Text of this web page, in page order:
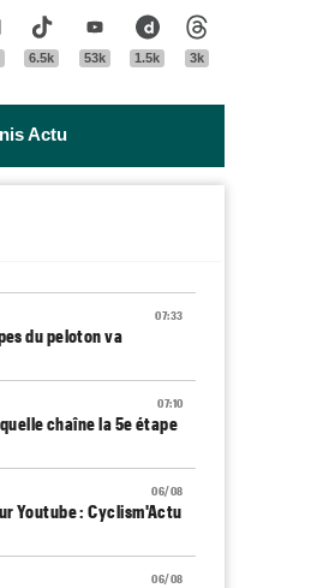
InstagramTik Tok
6.5k
Youtube
53k
Dailymotion
1.5k 3k
Actu
07:33
du peloton va
07:10
chaîne la 5e étape
06/08
Youtube : Cyclism'Actu
06/08